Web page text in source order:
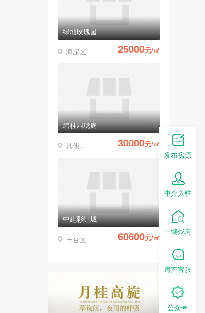
绿地玫瑰园
海淀区 25000元/㎡
碧桂园珑庭
其他区县 30000元/㎡
中建彩虹城
丰台区 60600元/㎡
发布房源
中介入驻
一键找房
房产客服
公众号